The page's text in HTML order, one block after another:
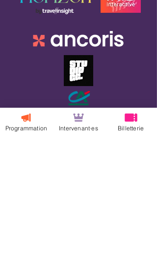
Programmation Intervenant·es Billetterie